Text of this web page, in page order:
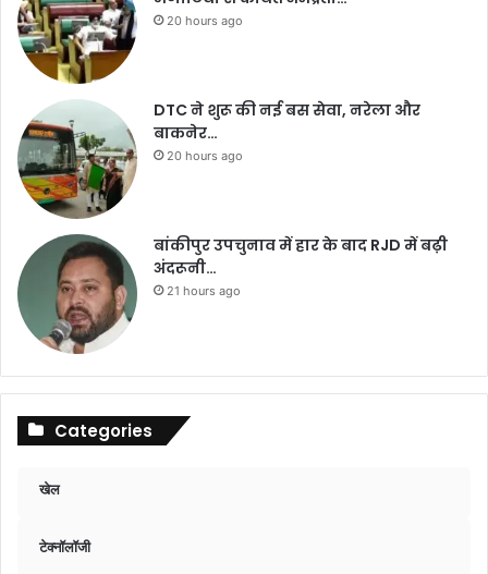
20 hours ago
DTC ने शुरू की नई बस सेवा, नरेला और
बाकनेर…
20 hours ago
बांकीपुर उपचुनाव में हार के बाद RJD में बढ़ी
अंदरूनी…
21 hours ago
Categories
खेल
टेक्नॉलॉजी